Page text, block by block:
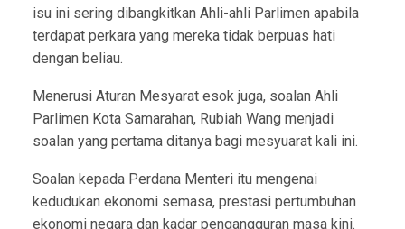
isu ini sering dibangkitkan Ahli-ahli Parlimen apabila
terdapat perkara yang mereka tidak berpuas hati
dengan beliau.
Menerusi Aturan Mesyarat esok juga, soalan Ahli
Parlimen Kota Samarahan, Rubiah Wang menjadi
soalan yang pertama ditanya bagi mesyuarat kali ini.
Soalan kepada Perdana Menteri itu mengenai
kedudukan ekonomi semasa, prestasi pertumbuhan
ekonomi negara dan kadar pengangguran masa kini.